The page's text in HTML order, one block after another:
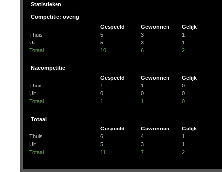
Statistieken
Competitie: overig
Gespeeld
Gewonnen Gelijk
Thuis
5 3 1
Uit
5 3 1
Totaal
10 6 2
Nacompetitie
Gespeeld
Gewonnen Gelijk
Thuis
1 1 0
Uit
0 0 0
Totaal
1 1 0
Totaal
Gespeeld
Gewonnen Gelijk
Thuis
6 4 1
Uit
5 3 1
Totaal
11 7 2